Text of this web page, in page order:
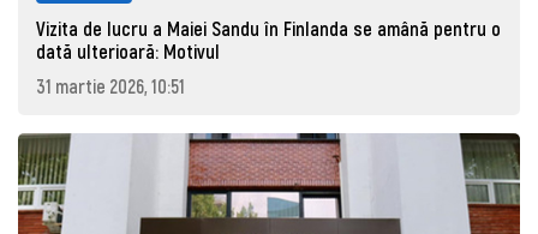
Vizita de lucru a Maiei Sandu în Finlanda se amână pentru o
dată ulterioară: Motivul
31 martie 2026, 10:51